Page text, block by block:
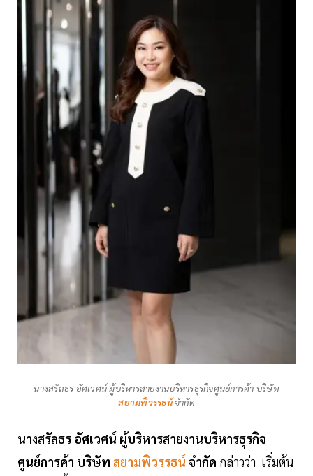
นางสรัลธร อัศเวศน์ ผู้บริหารสายงานบริหารธุรกิจศูนย์การค้า บริษัท
สยามพิวรรธน์จำกัด
นางสรัลธร อัศเวศน์ ผู้บริหารสายงานบริหารธุรกิจ
ศูนย์การค้า บริษัท สยามพิวรรธน์ จำกัด กล่าวว่า เริ่มต้น